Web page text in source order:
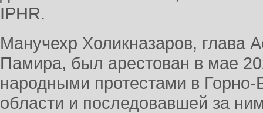
IPHR.
Манучехр Холикназаров, глава
Памира, был арестован в мае
народными протестами в
области и последовавшей за